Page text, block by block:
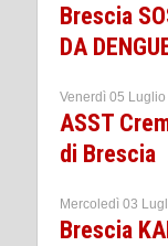
Brescia
DA
Venerdì 05
ASST
di Brescia
Mercoledì 03
Brescia